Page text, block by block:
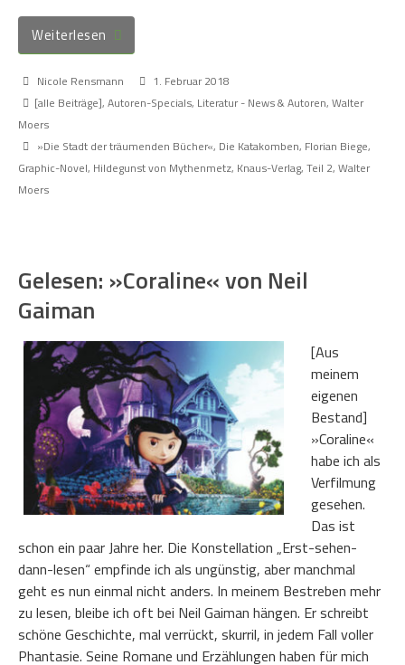
Weiterlesen
Nicole Rensmann
1. Februar 2018
[alle Beiträge], Autoren-Specials, Literatur - News & Autoren, Walter
Moers
»Die Stadt der träumenden Bücher«, Die Katakomben, Florian Biege,
Graphic-Novel, Hildegunst von Mythenmetz, Knaus-Verlag, Teil 2, Walter
Moers
Gelesen: »Coraline« von Neil
Gaiman
[Aus
meinem
eigenen
Bestand]
»Coraline«
habe ich als
Verfilmung
gesehen.
Das ist
schon ein paar Jahre her. Die Konstellation „Erst-sehen-
dann-lesen“ empfinde ich als ungünstig, aber manchmal
geht es nun einmal nicht anders. In meinem Bestreben mehr
zu lesen, bleibe ich oft bei Neil Gaiman hängen. Er schreibt
schöne Geschichte, mal verrückt, skurril, in jedem Fall voller
Phantasie. Seine Romane und Erzählungen haben für mich